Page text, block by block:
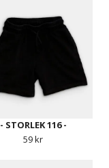
- STORLEK 116 -
59 kr